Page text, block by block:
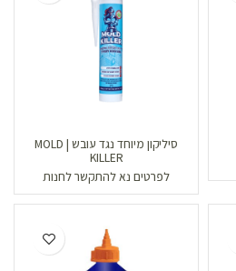
סיליקון מיוחד נגד עובש | MOLD
KILLER
לפרטים נא להתקשר לחנות